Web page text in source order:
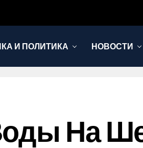
И ПОЛИТИКА НОВОСТИ
На